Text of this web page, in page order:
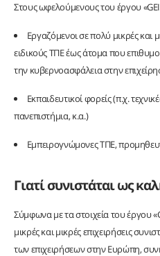
Στους ωφελούμενους του έργου
Εργαζόμενοι σε πολύ μικρές και
ειδικούς ΤΠΕ έως άτομα που
την κυβερνοασφάλεια στην
Εκπαιδευτικοί φορείς (π.χ.
πανεπιστήμια, κ.α.)
Εμπειρογνώμονες ΤΠΕ,
Γιατί συνιστάται ως
Σύμφωνα με τα στοιχεία του έργου
μικρές και μικρές επιχειρήσεις
των επιχειρήσεων στην Ευρώπη,